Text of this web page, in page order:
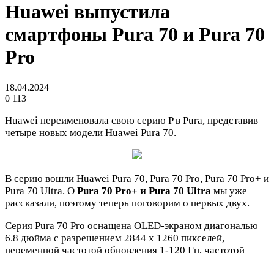
Huawei выпустила
смартфоны Pura 70 и Pura 70
Pro
18.04.2024
0 113
Huawei переименовала свою серию P в Pura, представив
четыре новых модели Huawei Pura 70.
В серию вошли Huawei Pura 70, Pura 70 Pro, Pura 70 Pro+ и
Pura 70 Ultra. О Pura 70 Pro+ и Pura 70 Ultra мы уже
рассказали, поэтому теперь поговорим о первых двух.
Серия Pura 70 Pro оснащена OLED-экраном диагональю
6.8 дюйма с разрешением 2844 x 1260 пикселей,
переменной частотой обновления 1-120 Гц, частотой